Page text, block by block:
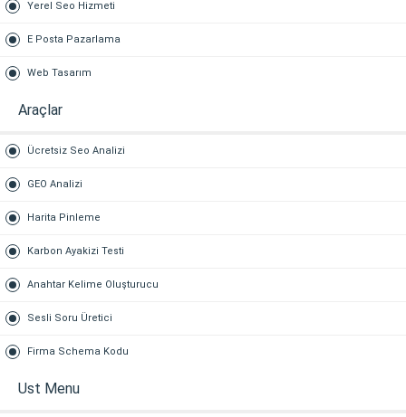
Yerel Seo Hizmeti
E Posta Pazarlama
Web Tasarım
Araçlar
Ücretsiz Seo Analizi
GEO Analizi
Harita Pinleme
Karbon Ayakizi Testi
Anahtar Kelime Oluşturucu
Sesli Soru Üretici
Firma Schema Kodu
Ust Menu